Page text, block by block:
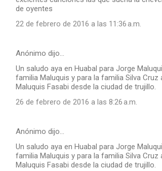
de oyentes
22 de febrero de 2016 a las 11:36 a.m.
Anónimo dijo…
Un saludo aya en Huabal para Jorge
familia Maluquis y para la familia Silva
Maluquis Fasabi desde la ciudad de trujillo.
26 de febrero de 2016 a las 8:26 a.m.
Anónimo dijo…
Un saludo aya en Huabal para Jorge
familia Maluquis y para la familia Silva
Maluquis Fasabi desde la ciudad de trujillo.